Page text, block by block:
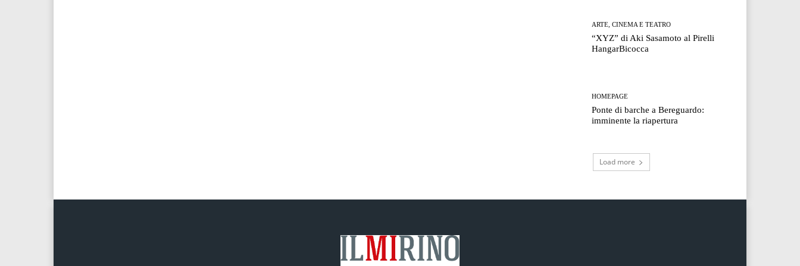
ARTE, CINEMA E TEATRO
“XYZ” di Aki Sasamoto al Pirelli
HangarBicocca
HOMEPAGE
Ponte di barche a Bereguardo:
imminente la riapertura
Load more